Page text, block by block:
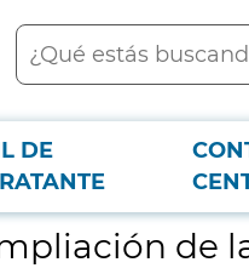
Buscar
DE
la red de radio de media
de